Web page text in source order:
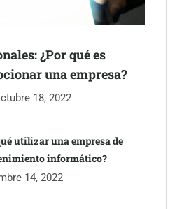
por cobro
horas el alta de autónomo
¿Por qué es
una empresa?
18, 2022
utilizar una empresa de
informático?
14, 2022